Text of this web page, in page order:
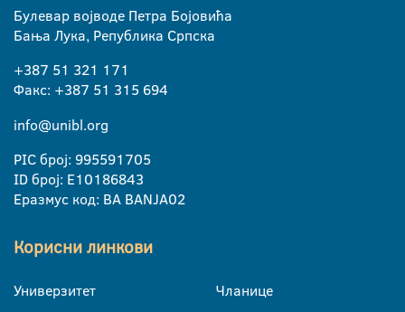
Булевар војводе Петра Бојовића
Бања Лука, Република Српска
+387 51 321 171
Факс: +387 51 315 694
info@unibl.org
PIC број: 995591705
ID број: E10186843
Еразмус код: BA BANJA02
Корисни линкови
Универзитет
Чланице